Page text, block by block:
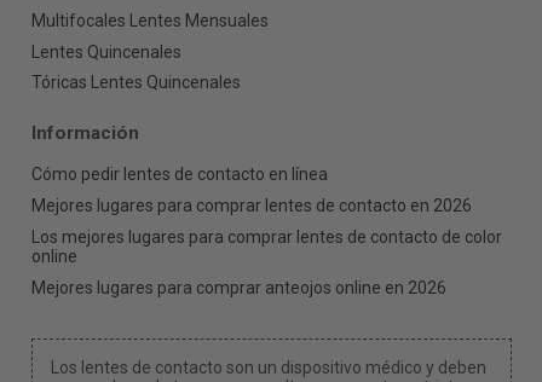
Multifocales Lentes Mensuales
Lentes Quincenales
Tóricas Lentes Quincenales
Información
Cómo pedir lentes de contacto en línea
Mejores lugares para comprar lentes de contacto en 2026
Los mejores lugares para comprar lentes de contacto de color
online
Mejores lugares para comprar anteojos online en 2026
Los lentes de contacto son un dispositivo médico y deben